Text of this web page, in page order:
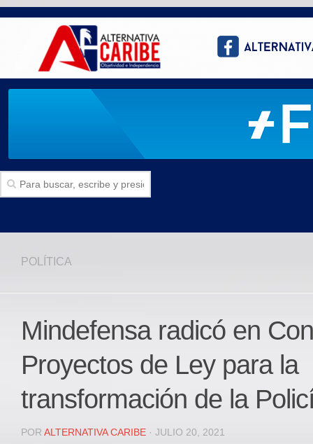
Politica
Deportes
JUDICIAL
REGIONAL
DEPARTAMENTAL
POLÍTICA
Mindefensa radicó en
Proyectos de Ley para la
transformación de la
POR ALTERNATIVA CARIBE · JULIO 20, 2021